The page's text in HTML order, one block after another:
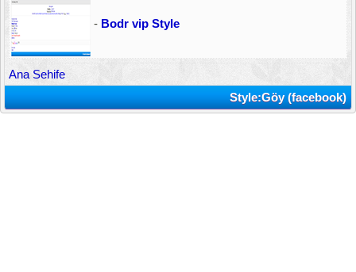
- Bodr vip Style
Ana Sehife
Style:Göy (facebook)